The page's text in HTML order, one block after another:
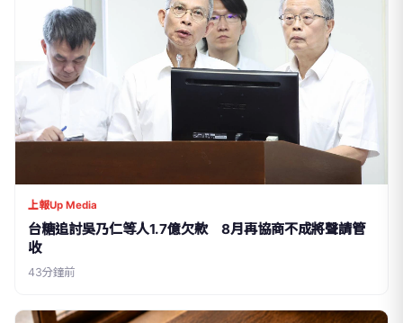
上報Up Media
台糖追討吳乃仁等人1.7億欠款 8月再協商不成將聲請管
收
43分鐘前